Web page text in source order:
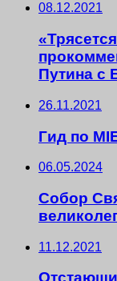
08.12.2021
Путина с
26.11.2021
Гид по
06.05.2024
Собор
11.12.2021